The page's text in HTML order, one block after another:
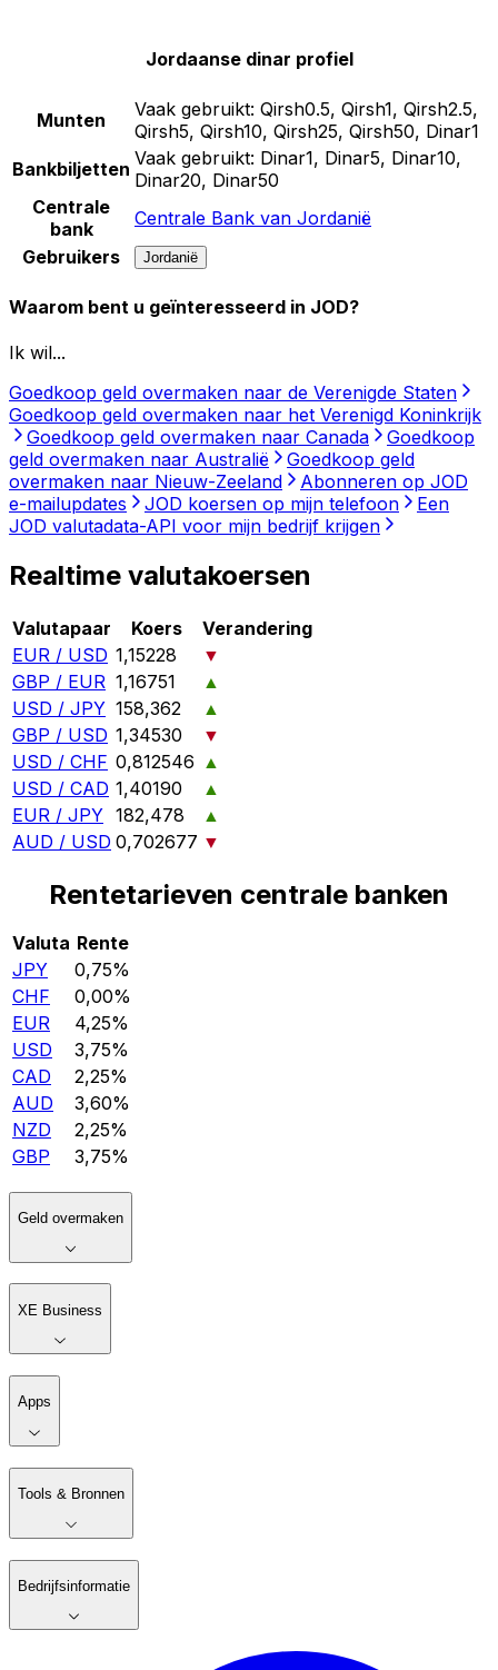
Jordaanse dinar profiel
Munten Vaak gebruikt: Qirsh0.5, Qirsh1, Qirsh2.5,
Qirsh5, Qirsh10, Qirsh25, Qirsh50, Dinar1
Bankbiljetten Vaak gebruikt: Dinar1, Dinar5, Dinar10,
Dinar20, Dinar50
Centrale
bank
Centrale Bank van Jordanië
Gebruikers
Jordanië
Waarom bent u geïnteresseerd in JOD?
Ik wil...
Goedkoop geld overmaken naar de Verenigde Staten
Goedkoop geld overmaken naar het Verenigd Koninkrijk
Goedkoop geld overmaken naar Canada
Goedkoop
geld overmaken naar Australië
Goedkoop geld
overmaken naar Nieuw-Zeeland
Abonneren op JOD
e-mailupdates
JOD koersen op mijn telefoon
Een
JOD valutadata-API voor mijn bedrijf krijgen
Realtime valutakoersen
Valutapaar Koers
Verandering
EUR / USD 1,15228
▼
GBP / EUR 1,16751
▲
USD / JPY 158,362
▲
GBP / USD 1,34530
▼
USD / CHF 0,812546 ▲
USD / CAD 1,40190
▲
EUR / JPY 182,478
▲
AUD / USD 0,702677 ▼
Rentetarieven centrale banken
Valuta Rente
JPY
0,75%
CHF
0,00%
EUR
4,25%
USD
3,75%
CAD
2,25%
AUD
3,60%
NZD
2,25%
GBP
3,75%
Geld overmaken
XE Business
Apps
Tools & Bronnen
Bedrijfsinformatie